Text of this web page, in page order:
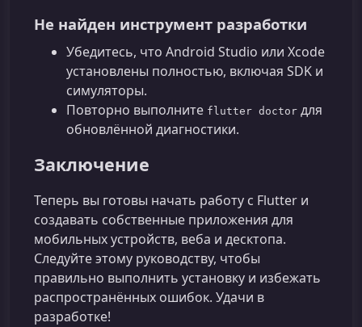
Не найден инструмент разработки
Убедитесь, что Android Studio или Xcode
установлены полностью, включая SDK и
симуляторы.
Повторно выполните flutter doctor для
обновлённой диагностики.
Заключение
Теперь вы готовы начать работу с Flutter и
создавать собственные приложения для
мобильных устройств, веба и десктопа.
Следуйте этому руководству, чтобы
правильно выполнить установку и избежать
распространённых ошибок. Удачи в
разработке!